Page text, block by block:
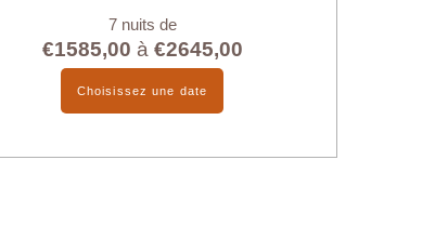
7 nuits de
€1585,00 à €2645,00
Choisissez une date